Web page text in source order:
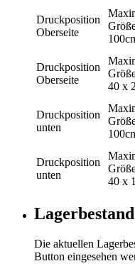
Druckposition
Oberseite
Druckposition
Oberseite
40 x
Druckposition
unten
Druckposition
unten
40 x
Lagerbestand
Die aktuellen
Button eingesehen